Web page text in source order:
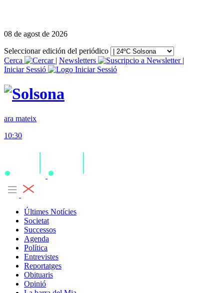
08 de agost de 2026
Seleccionar edición del periódico
Cerca
| Newsletters
|
Iniciar Sessió
ara mateix
10:30
Últimes Notícies
Societat
Successos
Agenda
Política
Entrevistes
Reportatges
Obituaris
Opinió